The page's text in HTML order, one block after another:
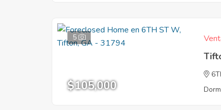
5
$105,000